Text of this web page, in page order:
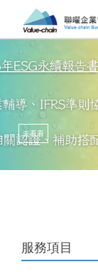
去看看
服務項目